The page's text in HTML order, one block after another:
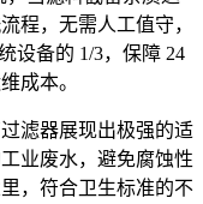
程，无需人工值守，
设备的 1/3，保障 24
成本。
滤器展现出极强的适
业废水，避免腐蚀性
，符合卫生标准的不